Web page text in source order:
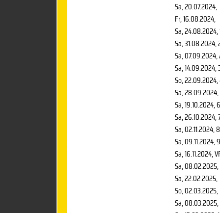
Sa, 20.07.2024,
Fr, 16.08.2024,
Sa, 24.08.2024,
Sa, 31.08.2024,
Sa, 07.09.2024,
Sa, 14.09.2024,
So, 22.09.2024,
Sa, 28.09.2024,
Sa, 19.10.2024,
Sa, 26.10.2024,
Sa, 02.11.2024,
Sa, 09.11.2024,
Sa, 16.11.2024,
Sa, 08.02.2025,
Sa, 22.02.2025,
So, 02.03.2025,
Sa, 08.03.2025,